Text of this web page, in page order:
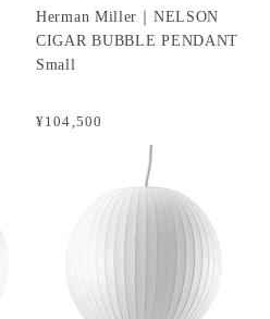
¥104,500
Herman Miller｜NELSON
CIGAR BUBBLE PENDANT
Small